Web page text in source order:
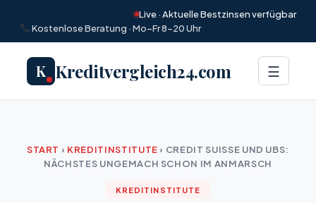
Live · Aktuelle Bestzinsen verfügbar
Kostenlose Beratung · Mo–Fr 8–20 Uhr
K Kreditvergleich24.com Menü
☰
START › KREDITINSTITUTE › CREDIT SUISSE UND UBS:
NÄCHSTES UNGEMACH SCHON IM ANMARSCH
KREDITINSTITUTE